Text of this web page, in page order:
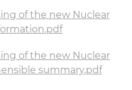
of the new Nuclear
of the new Nuclear
summary.pdf